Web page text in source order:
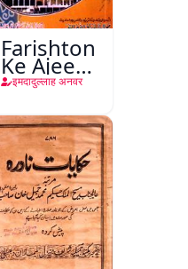
Farishton
Ke Ajeeb
Halat
इमदादुल्लाह अनवर